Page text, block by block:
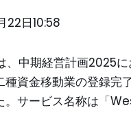
22日10:58
、中期経営計画2025
種資金移動業の登録完
。サービス名称は「